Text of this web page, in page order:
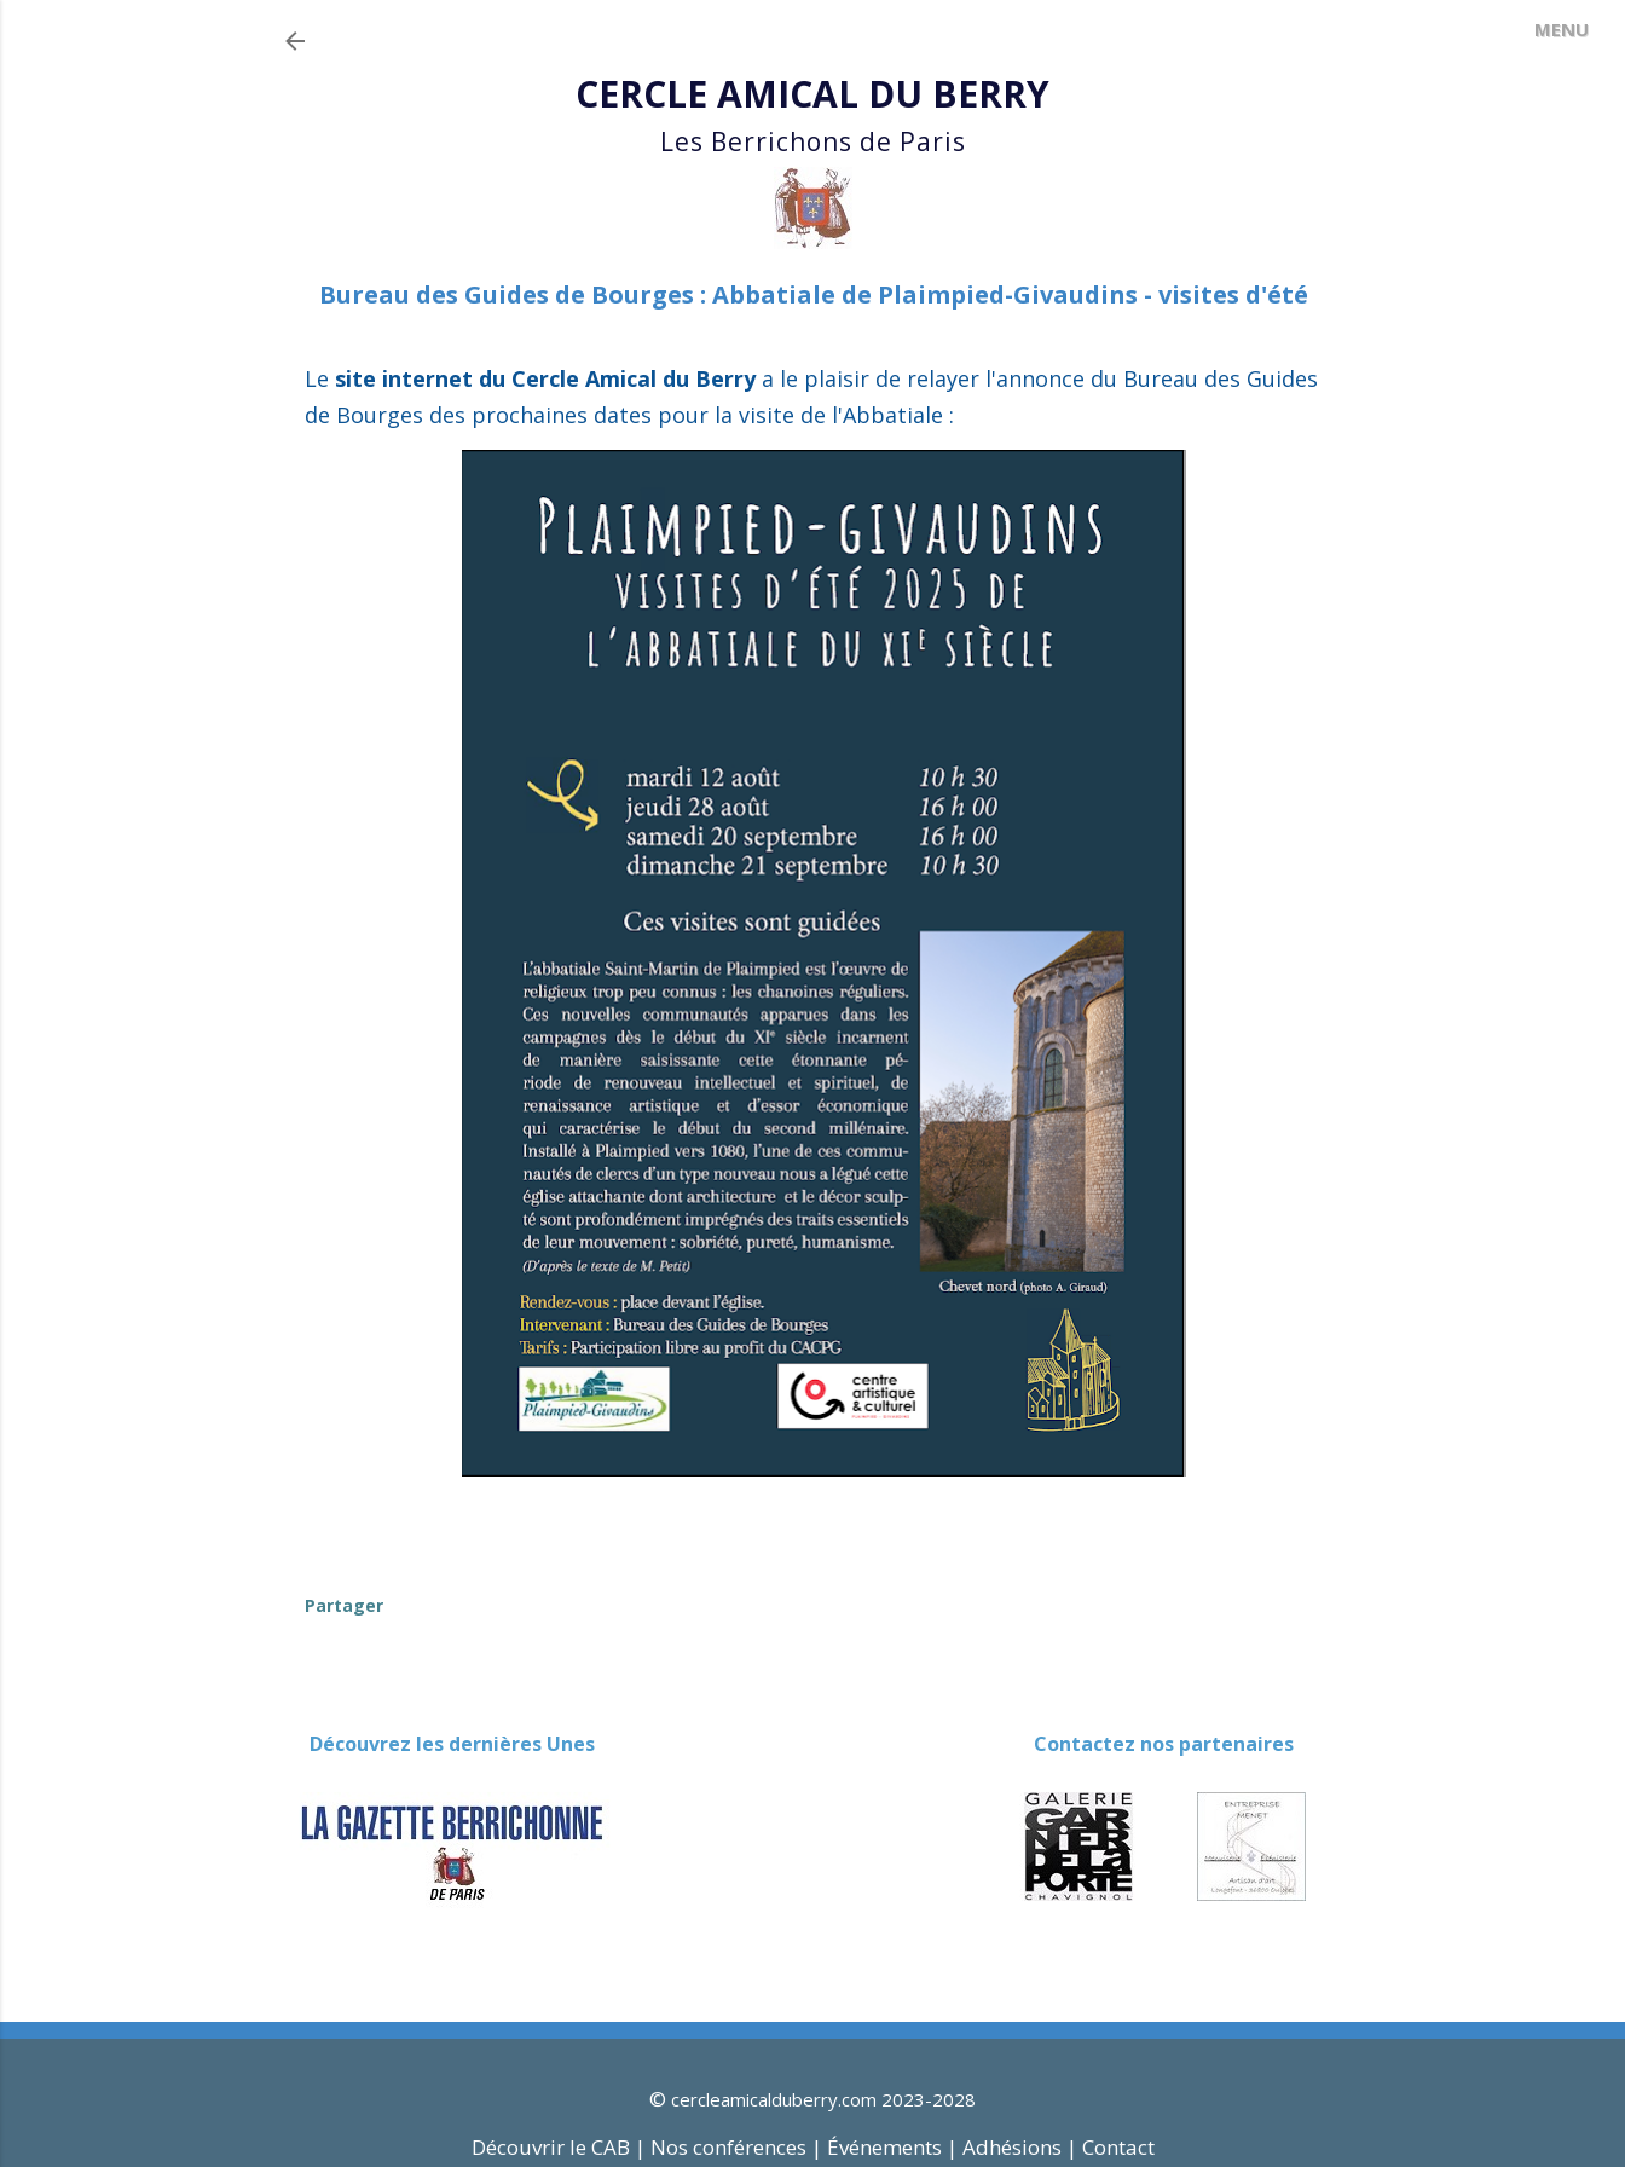
CERCLE AMICAL DU BERRY
Les Berrichons de Paris
Bureau des Guides de Bourges : Abbatiale de Plaimpied-Givaudins - visites d'été
Le site internet du Cercle Amical du Berrya le plaisir de relayer l'annonce du Bureau des Guides
de Bourges des prochaines dates pour la visite de l'Abbatiale :
Partager
Découvrez les dernières Unes Contactez nos partenaires
© cercleamicalduberry.com 2023-2028
Découvrir le CAB | Nos conférences | Événements | Adhésions | Contact